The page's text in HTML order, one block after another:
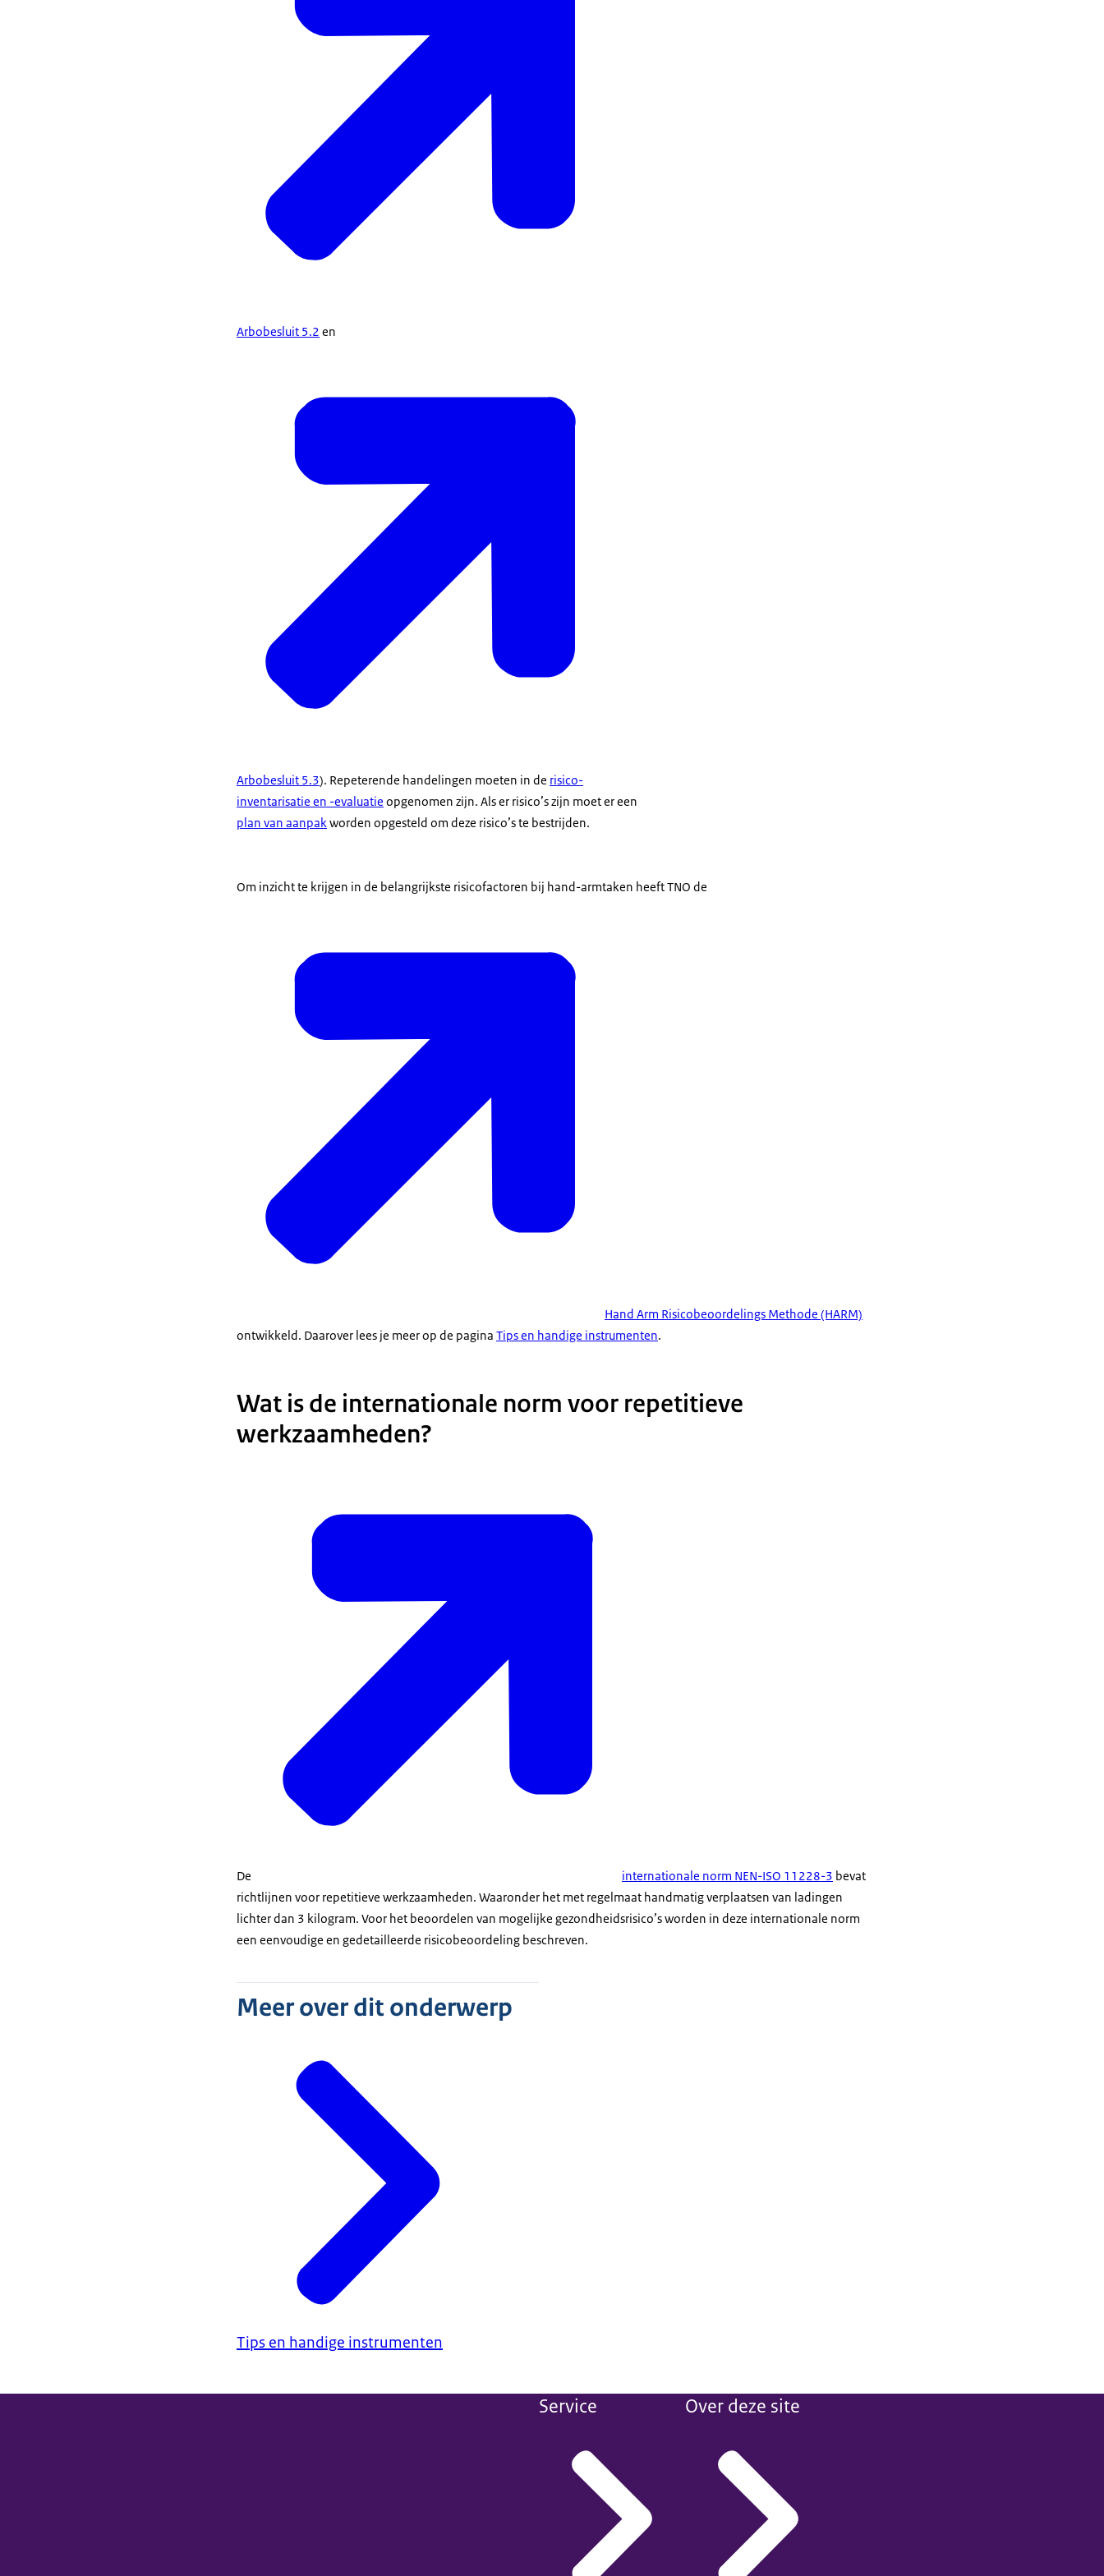
Arbobesluit 5.2 en
Arbobesluit 5.3). Repeterende handelingen moeten in de risico-
inventarisatie en -evaluatie opgenomen zijn. Als er risico’s zijn moet er een
plan van aanpakworden opgesteld om deze risico’s te bestrijden.
Om inzicht te krijgen in de belangrijkste risicofactoren bij hand-armtaken heeft TNO de
Hand Arm Risicobeoordelings Methode (HARM)
ontwikkeld. Daarover lees je meer op de pagina Tips en handige instrumenten.
Wat is de internationale norm voor repetitieve
werkzaamheden?
De internationale norm NEN-ISO 11228-3 bevat
richtlijnen voor repetitieve werkzaamheden. Waaronder het met regelmaat handmatig verplaatsen van ladingen
lichter dan 3 kilogram. Voor het beoordelen van mogelijke gezondheidsrisico’s worden in deze internationale norm
een eenvoudige en gedetailleerde risicobeoordeling beschreven.
Meer over dit onderwerp
Tips en handige instrumenten
Service Over deze site